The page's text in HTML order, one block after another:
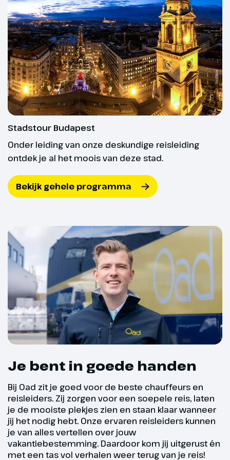
Stadstour Budapest
Onder leiding van onze deskundige reisleiding
ontdek je al het moois van deze stad.
Bekijk gehele programma
Nachtmis (gratis
entree)
Eerste Kerstdag - Opera
Pest, Gala diner
Een bijzondere dag is
aangebroken! Na het ontbijt kun
je mee voor een bezoek aan de
wereldberoemde
balletvoorstelling ‘De
Notenkraker’, uitgevoerd door de
Hongaarse Staatsopera
(optioneel, € 120,- p.p. bij boeking
kennis met het Pest-gedeelte
meer het parlementsgebouw (€),
het Heldenplein en de St.
Stefanusbasiliek. ‘s Avonds staat
een galadiner in het bekende
Restaurant Gundel op het
Je bent in goede handen
Bij Oad zit je goed voor de beste chauffeurs en
reisleiders. Zij zorgen voor een soepele reis, laten
je de mooiste plekjes zien en staan klaar wanneer
jij het nodig hebt. Onze ervaren reisleiders kunnen
je van alles vertellen over jouw
vakantiebestemming. Daardoor kom jij uitgerust én
met een tas vol verhalen weer terug van je reis!